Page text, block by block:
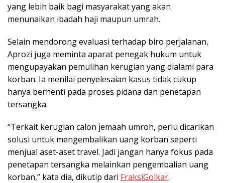
yang lebih baik bagi masyarakat yang akan
menunaikan ibadah haji maupun umrah.
Selain mendorong evaluasi terhadap biro perjalanan,
Aprozi juga meminta aparat penegak hukum untuk
mengupayakan pemulihan kerugian yang dialami para
korban. Ia menilai penyelesaian kasus tidak cukup
hanya berhenti pada proses pidana dan penetapan
tersangka.
“Terkait kerugian calon jemaah umroh, perlu dicarikan
solusi untuk mengembalikan uang korban seperti
menjual aset-aset travel. Jadi jangan hanya fokus pada
penetapan tersangka melainkan pengembalian uang
korban,” kata dia, dikutip dari FraksiGolkar.